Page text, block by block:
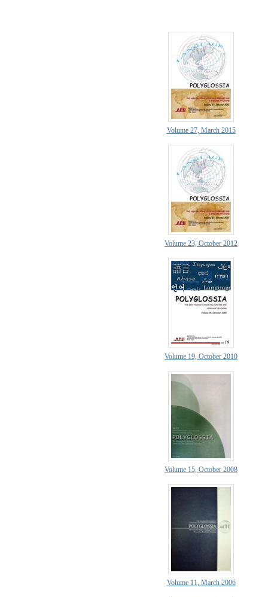
Volume 27, March 2015
Volume 23, October 2012
Volume 19, October 2010
Volume 15, October 2008
Volume 11, March 2006